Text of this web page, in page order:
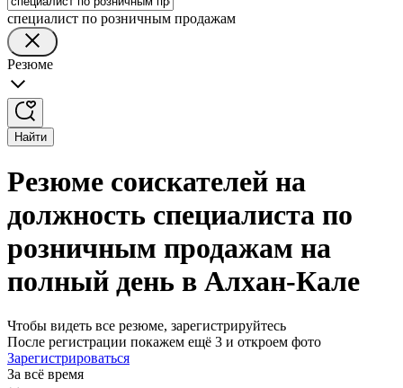
специалист по розничным продажам
Резюме
Найти
Резюме соискателей на
должность специалиста по
розничным продажам на
полный день в Алхан-Кале
Чтобы видеть все резюме, зарегистрируйтесь
После регистрации покажем ещё 3 и откроем фото
Зарегистрироваться
За всё время